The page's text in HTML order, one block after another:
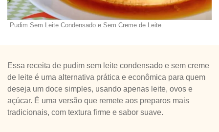
Pudim Sem Leite Condensado e Sem Creme de Leite.
Essa receita de pudim sem leite condensado e sem creme
de leite é uma alternativa prática e econômica para quem
deseja um doce simples, usando apenas leite, ovos e
açúcar. É uma versão que remete aos preparos mais
tradicionais, com textura firme e sabor suave.